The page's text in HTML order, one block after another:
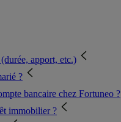
apport, etc.)
?
bancaire chez Fortuneo ?
immobilier ?